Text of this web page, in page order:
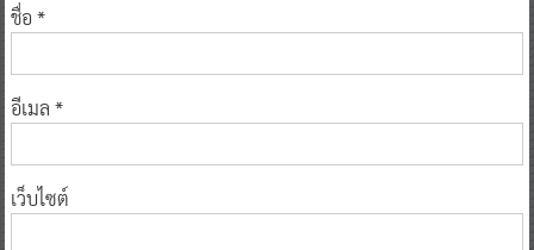
ชื่อ *
อีเมล *
เว็บไซต์